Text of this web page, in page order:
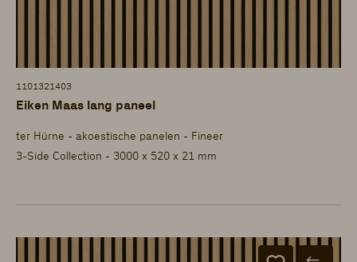
1101321403
Eiken Maas lang paneel
ter Hürne - akoestische panelen - Fineer
3-Side Collection - 3000 x 520 x 21 mm